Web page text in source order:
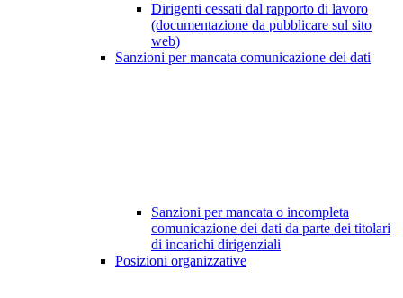
Dirigenti cessati dal rapporto di lavoro
(documentazione da pubblicare sul sito
web)
Sanzioni per mancata comunicazione dei dati
Sanzioni per mancata o incompleta
comunicazione dei dati da parte dei titolari
di incarichi dirigenziali
Posizioni organizzative